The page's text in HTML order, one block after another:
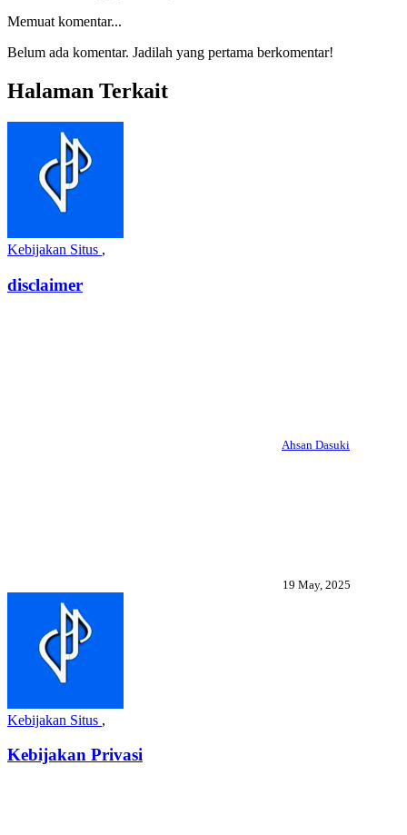
Memuat komentar...
Belum ada komentar. Jadilah yang pertama berkomentar!
Halaman Terkait
Kebijakan Situs ,
disclaimer
Ahsan Dasuki
19 May, 2025
Kebijakan Situs ,
Kebijakan Privasi